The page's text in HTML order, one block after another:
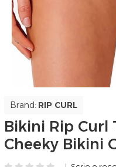
Brand: RIP CURL
Bikini Rip Curl
Cheeky Bikini